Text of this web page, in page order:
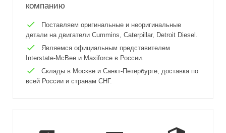
компанию
Поставляем оригинальные и неоригинальные
детали на двигатели Cummins, Caterpillar, Detroit Diesel.
Являемся официальным представителем
Interstate-McBee и Maxiforce в России.
Склады в Москве и Санкт-Петербурге, доставка по
всей России и странам СНГ.